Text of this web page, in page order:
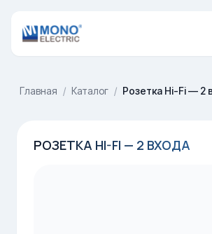
Главная / Каталог / Розетка Hi-Fi — 2
РОЗЕТКА HI-FI — 2 ВХОДА